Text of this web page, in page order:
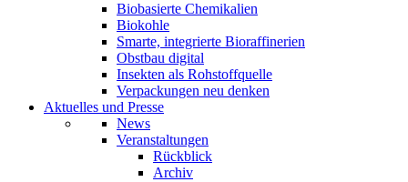
Biobasierte Chemikalien
Biokohle
Smarte, integrierte Bioraffinerien
Obstbau digital
Insekten als Rohstoffquelle
Verpackungen neu denken
Aktuelles und Presse
News
Veranstaltungen
Rückblick
Archiv